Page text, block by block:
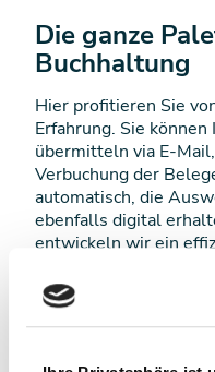
Die ganze
Buchhaltung
Hier profitieren Sie
Erfahrung. Sie
übermitteln via E-
Verbuchung der
automatisch, die
ebenfalls digital
entwickeln wir ein
Sie möchten mehr